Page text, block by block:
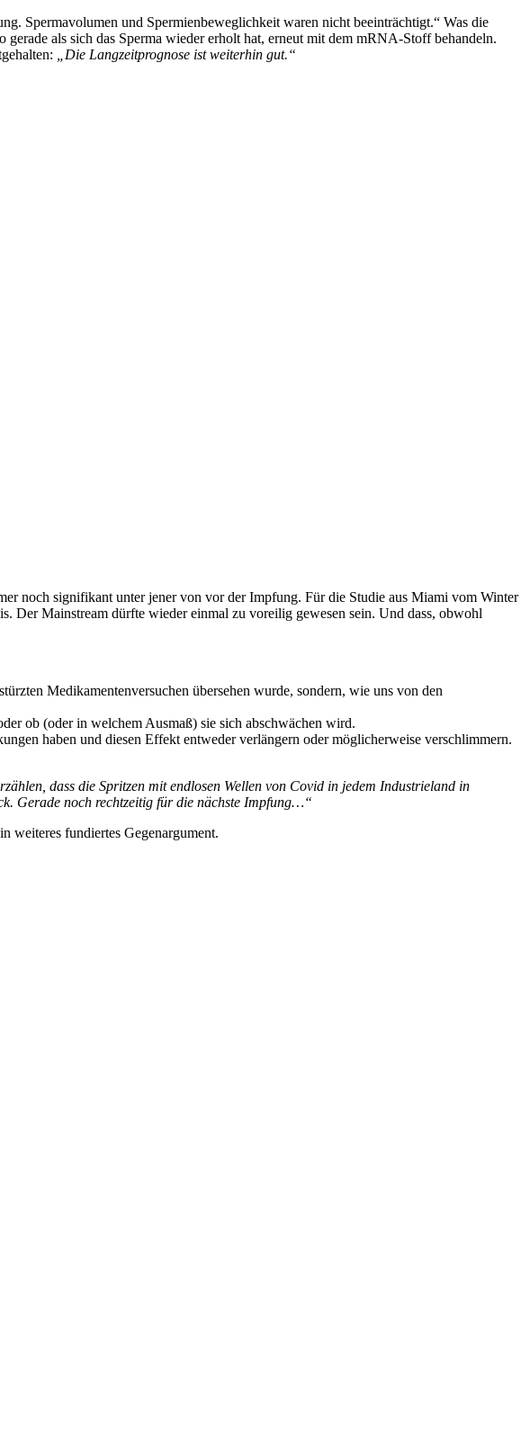
Spermavolumen und Spermienbeweglichkeit waren nicht beeinträchtigt.“ Was die
als sich das Sperma wieder erholt hat, erneut mit dem mRNA-Stoff behandeln.
„Die Langzeitprognose ist weiterhin gut.“
noch signifikant unter jener von vor der Impfung. Für die Studie aus Miami vom Winter
Der Mainstream dürfte wieder einmal zu voreilig gewesen sein. Und dass, obwohl
Medikamentenversuchen übersehen wurde, sondern, wie uns von den
ob (oder in welchem Ausmaß) sie sich abschwächen wird.
haben und diesen Effekt entweder verlängern oder möglicherweise verschlimmern.
dass die Spritzen mit endlosen Wellen von Covid in jedem Industrieland in
Gerade noch rechtzeitig für die nächste Impfung…“
weiteres fundiertes Gegenargument.